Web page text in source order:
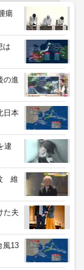
瘍
は
の進
日本
逮
維
た夫
風13